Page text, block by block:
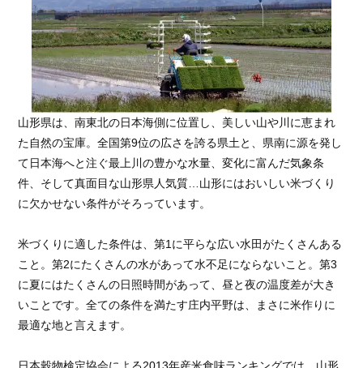
山形県は、南東北の日本海側に位置し、美しい山や川に恵まれ
た自然の宝庫。全国第9位の広さを誇る県土と、県南に源を発し
て日本海へと注ぐ最上川の豊かな水量、変化に富んだ気象条
件、そして真面目な山形県人気質…山形にはおいしい米づくり
に欠かせない条件がそろっています。
米づくりに適した条件は、第1に平らな広い水田がたくさんある
こと。第2にたくさんの水があって水不足にならないこと。第3
に夏にはたくさんの日照時間があって、昼と夜の温度差が大き
いことです。全ての条件を満たす庄内平野は、まさに米作りに
最適な地と言えます。